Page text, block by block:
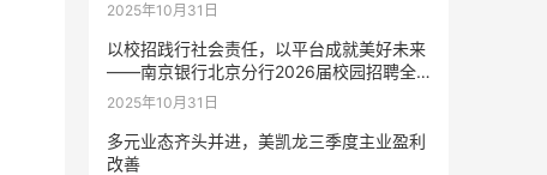
2025年10月31日
以校招践行社会责任，以平台成就美好未来
——南京银行北京分行2026届校园招聘全
面启动
2025年10月31日
多元业态齐头并进，美凯龙三季度主业盈利
改善